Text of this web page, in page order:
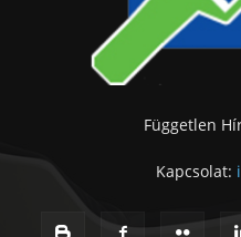
Független
Kapcsolat: